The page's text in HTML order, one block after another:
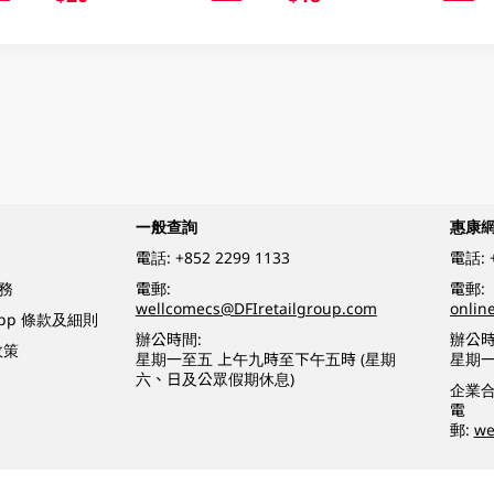
條款及細則
一般查詢
電話: +852 2299 1133
電郵:
wellcomecs@DFIretailgroup.com
辦公時間:
星期一至五 上午九時至下午五時 (星期
六、日及公眾假期休息)
惠康
電話:
電郵:
辦公
星期
企業
電
郵: